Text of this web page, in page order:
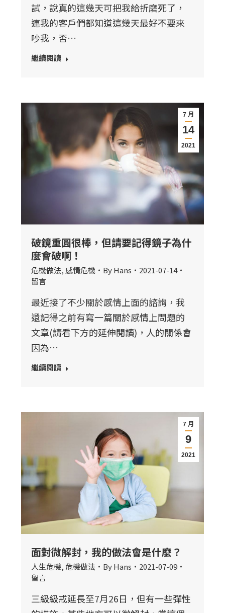
試，說真的這幾天可把我給折磨死了，
連我的客戶們都知道這幾天最好不要來
吵我，否…
繼續閱讀
7 月
14
2021
破鏡重圓很棒，但請要記得鏡子為什
麼會破啊！
危機做法, 感情危機 ByHans
2021-07-14
留言
最近接了不少關於感情上面的諮詢，我
還記得之前有寫一篇關於感情上問題的
文章(請看下方的延伸閱讀)，人的關係會
因為…
繼續閱讀
7 月
9
2021
面對微解封，我的做法會是什麼？
人生危機,危機做法 ByHans
2021-07-09
留言
三級級戒延長至7月26日，但有一些彈性